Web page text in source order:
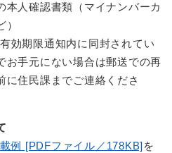
本人確認書類（マイナンバーカ
有効期限通知内に同封されてい
お手元にない場合は郵送での再
に住民課までご連絡くださ
例 [PDFファイル／178KB] を